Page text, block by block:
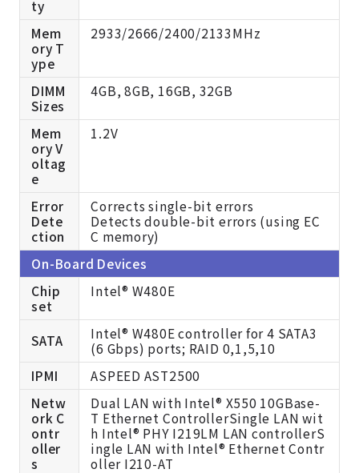
ty
Mem
ory T
ype
2933/2666/2400/2133MHz
DIMM
Sizes
4GB, 8GB, 16GB, 32GB
Mem
ory V
oltag
e
1.2V
Error
Dete
ction
Corrects single-bit errors
Detects double-bit errors (using EC
C memory)
On-Board Devices
Chip
set
Intel® W480E
SATA
Intel® W480E controller for 4 SATA3
(6 Gbps) ports; RAID 0,1,5,10
IPMI
ASPEED AST2500
Netw
ork C
ontr
oller
s
Dual LAN with Intel® X550 10GBase-
T Ethernet ControllerSingle LAN wit
h Intel® PHY I219LM LAN controllerS
ingle LAN with Intel® Ethernet Contr
oller I210-AT